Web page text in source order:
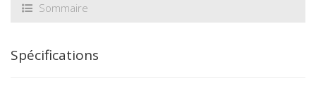
Sommaire
Spécifications